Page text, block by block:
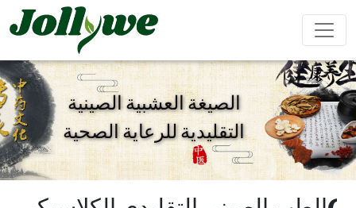
تخفيف
الإمساك
مكمل
غذائي
الوزن
مكملات
التجميل
تحسين
المناعة
تعزيز
الذكور
حبوب كبسولات مشروب بودرة
الصيغة العشبية الصينية
التقليدية للرعاية الصحية